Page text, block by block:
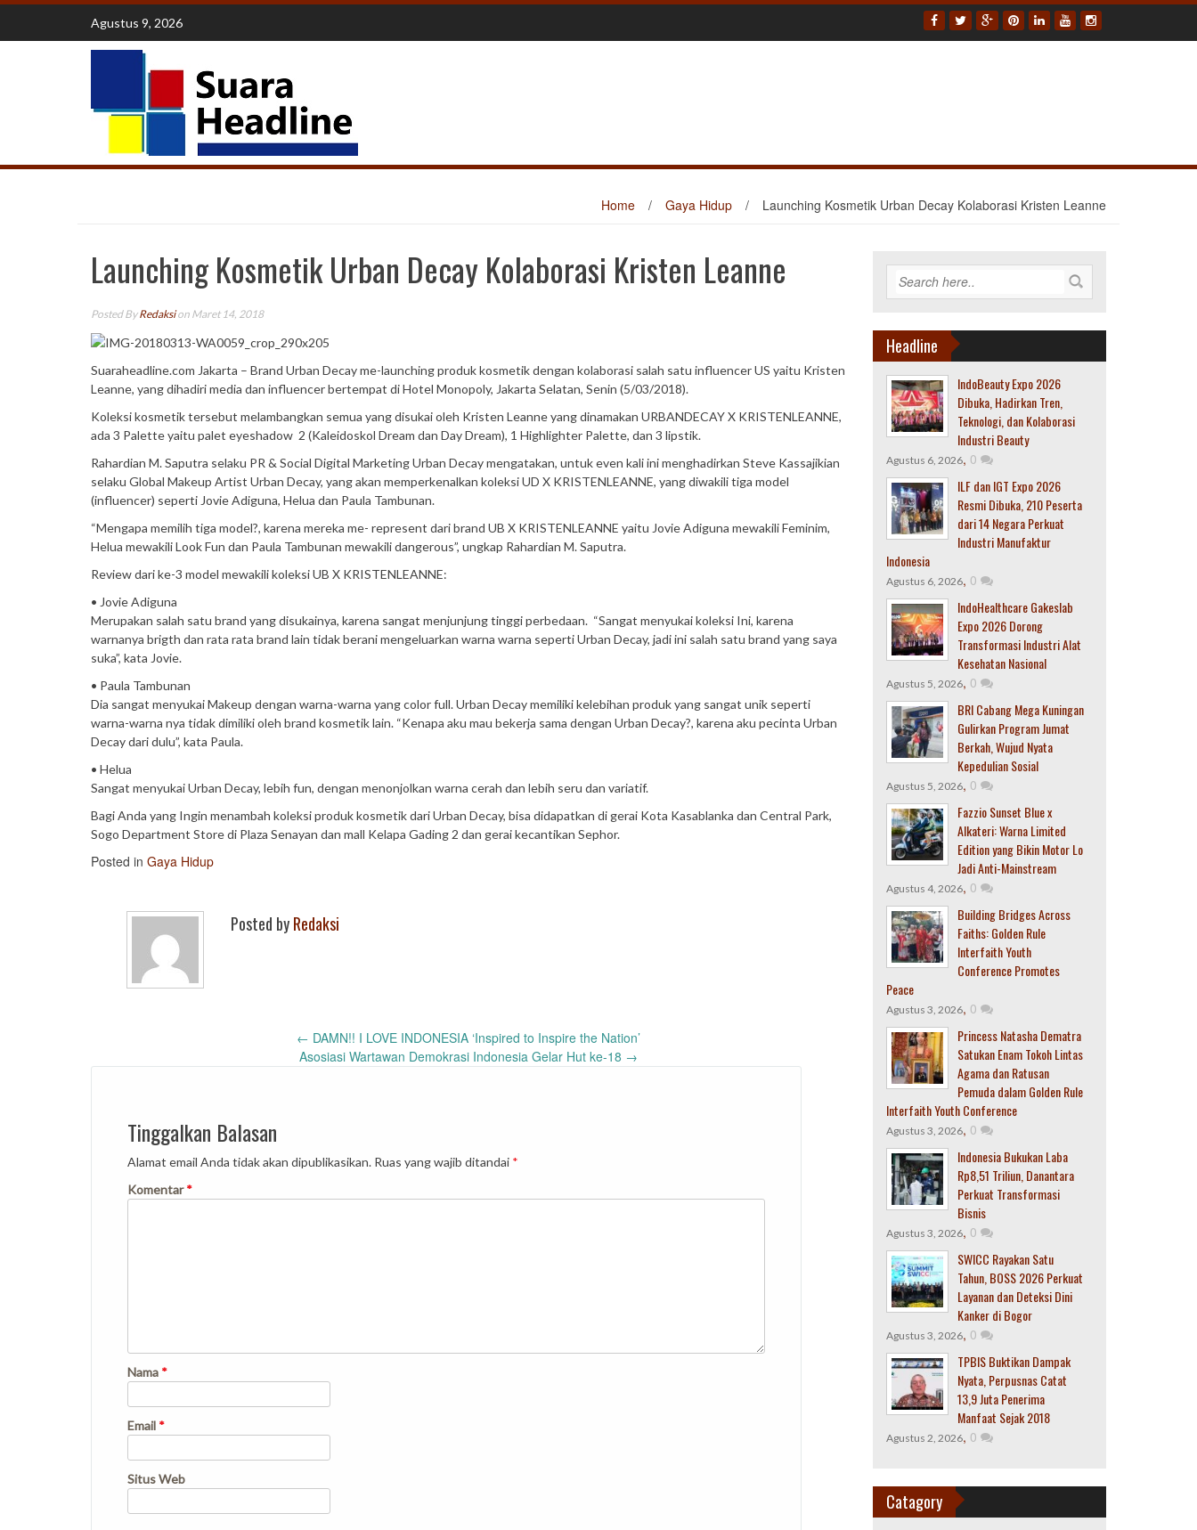
Skip
content
Agustus 9, 2026
Home / Gaya Hidup / Launching Kosmetik Urban Decay Kolaborasi Kristen Leanne
Launching Kosmetik Urban Decay Kolaborasi Kristen Leanne
Posted ByRedaksion Maret 14, 2018
Suaraheadline.com Jakarta – Brand Urban Decay me-launching produk kosmetik dengan kolaborasi salah satu influencer US yaitu Kristen
Leanne, yang dihadiri media dan influencer bertempat di Hotel Monopoly, Jakarta Selatan, Senin (5/03/2018).
Koleksi kosmetik tersebut melambangkan semua yang disukai oleh Kristen Leanne yang dinamakan URBANDECAY X KRISTENLEANNE,
ada 3 Palette yaitu palet eyeshadow 2 (Kaleidoskol Dream dan Day Dream), 1 Highlighter Palette, dan 3 lipstik.
Rahardian M. Saputra selaku PR & Social Digital Marketing Urban Decay mengatakan, untuk even kali ini menghadirkan Steve Kassajikian
selaku Global Makeup Artist Urban Decay, yang akan memperkenalkan koleksi UD X KRISTENLEANNE, yang diwakili tiga model
(influencer) seperti Jovie Adiguna, Helua dan Paula Tambunan.
“Mengapa memilih tiga model?, karena mereka me- represent dari brand UB X KRISTENLEANNE yaitu Jovie Adiguna mewakili Feminim,
Helua mewakili Look Fun dan Paula Tambunan mewakili dangerous”, ungkap Rahardian M. Saputra.
Review dari ke-3 model mewakili koleksi UB X KRISTENLEANNE:
• Jovie Adiguna
Merupakan salah satu brand yang disukainya, karena sangat menjunjung tinggi perbedaan. “Sangat menyukai koleksi Ini, karena
warnanya brigth dan rata rata brand lain tidak berani mengeluarkan warna warna seperti Urban Decay, jadi ini salah satu brand yang saya
suka”, kata Jovie.
• Paula Tambunan
Dia sangat menyukai Makeup dengan warna-warna yang color full. Urban Decay memiliki kelebihan produk yang sangat unik seperti
warna-warna nya tidak dimiliki oleh brand kosmetik lain. “Kenapa aku mau bekerja sama dengan Urban Decay?, karena aku pecinta Urban
Decay dari dulu”, kata Paula.
• Helua
Sangat menyukai Urban Decay, lebih fun, dengan menonjolkan warna cerah dan lebih seru dan variatif.
Bagi Anda yang Ingin menambah koleksi produk kosmetik dari Urban Decay, bisa didapatkan di gerai Kota Kasablanka dan Central Park,
Sogo Department Store di Plaza Senayan dan mall Kelapa Gading 2 dan gerai kecantikan Sephor.
Posted in Gaya Hidup
Posted byRedaksi
navigation
← DAMN!! I LOVE INDONESIA ‘Inspired to Inspire the Nation’
Asosiasi Wartawan Demokrasi Indonesia Gelar Hut ke-18 →
Tinggalkan Balasan
Alamat email Anda tidak akan dipublikasikan. Ruas yang wajib ditandai *
Komentar*
Nama *
Email *
Situs Web
Headline
IndoBeauty Expo 2026
Dibuka, Hadirkan Tren,
Teknologi, dan Kolaborasi
Industri Beauty
Agustus 6, 2026, 0
ILF dan IGT Expo 2026
Resmi Dibuka, 210 Peserta
dari 14 Negara Perkuat
Industri Manufaktur
Indonesia
Agustus 6, 2026, 0
IndoHealthcare Gakeslab
Expo 2026 Dorong
Transformasi Industri Alat
Kesehatan Nasional
Agustus 5, 2026, 0
BRI Cabang Mega Kuningan
Gulirkan Program Jumat
Berkah, Wujud Nyata
Kepedulian Sosial
Agustus 5, 2026, 0
Fazzio Sunset Blue x
Alkateri: Warna Limited
Edition yang Bikin Motor Lo
Jadi Anti-Mainstream
Agustus 4, 2026, 0
Building Bridges Across
Faiths: Golden Rule
Interfaith Youth
Conference Promotes
Peace
Agustus 3, 2026, 0
Princess Natasha Dematra
Satukan Enam Tokoh Lintas
Agama dan Ratusan
Pemuda dalam Golden Rule
Interfaith Youth Conference
Agustus 3, 2026, 0
Indonesia Bukukan Laba
Rp8,51 Triliun, Danantara
Perkuat Transformasi
Bisnis
Agustus 3, 2026, 0
SWICC Rayakan Satu
Tahun, BOSS 2026 Perkuat
Layanan dan Deteksi Dini
Kanker di Bogor
Agustus 3, 2026, 0
TPBIS Buktikan Dampak
Nyata, Perpusnas Catat
13,9 Juta Penerima
Manfaat Sejak 2018
Agustus 2, 2026, 0
Catagory